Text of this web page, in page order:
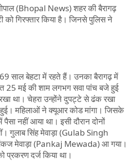
(Bhopal News) शहर की बैरागढ़
गिरफ्तार किया है। जिनसे पुलिस ने
साल बेहटा में रहते हैं। उनका बैरागढ़ में
25 मई की शाम लगभग सवा पांच बजे हुई
था। चेहरा उन्होंने दुपट्टे से ढंक रखा
महिलाओं ने क्यूआर कोड मांगा। जिसके
नहीं आया था। इसी दौरान दोनों
गुलाब सिंह मेवाड़ा (Gulab Singh
मेवाड़ा (Pankaj Mewada) आ गया।
प्रकरण दर्ज किया था।